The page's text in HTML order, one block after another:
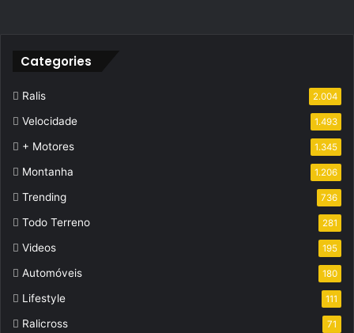
Categories
Ralis 2.004
Velocidade 1.493
+ Motores 1.345
Montanha 1.206
Trending 736
Todo Terreno 281
Videos 195
Automóveis 180
Lifestyle 111
Ralicross 71